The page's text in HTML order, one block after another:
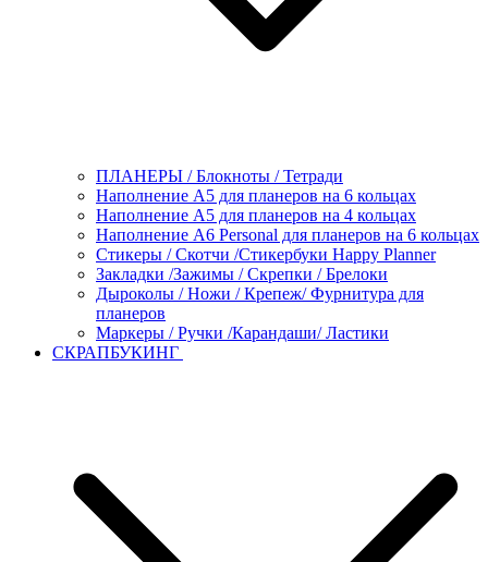
ПЛАНЕРЫ / Блокноты / Тетради
Наполнение А5 для планеров на 6 кольцах
Наполнение А5 для планеров на 4 кольцах
Наполнение А6 Personal для планеров на 6 кольцах
Стикеры / Скотчи /Стикербуки Happy Planner
Закладки /Зажимы / Скрепки / Брелоки
Дыроколы / Ножи / Крепеж/ Фурнитура для
планеров
Маркеры / Ручки /Карандаши/ Ластики
СКРАПБУКИНГ